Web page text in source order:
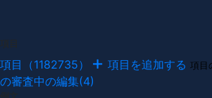
項目（1182735） 項目を追加する 項目
の審査中の編集(4)